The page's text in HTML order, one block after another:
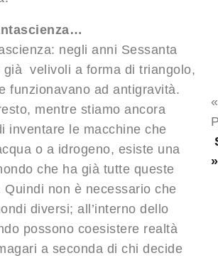
negli anni Sessanta
già velivoli a forma di triangolo,
funzionavano ad antigravità.
mentre stiamo ancora
inventare le macchine che
o a idrogeno, esiste una
che ha già tutte queste
Quindi non è necessario che
diversi; all’interno dello
possono coesistere realtà
a seconda di chi decide
«
»